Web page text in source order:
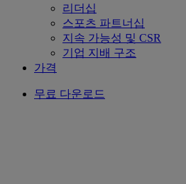
리더십
스포츠 파트너십
지속 가능성 및 CSR
기업 지배 구조
가격
무료 다운로드